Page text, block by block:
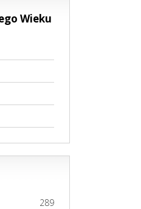
Wieku
289